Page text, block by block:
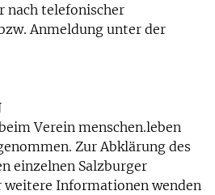
nach telefonischer
Anmeldung unter der
Verein menschen.leben
Zur Abklärung des
einzelnen Salzburger
Informationen wenden